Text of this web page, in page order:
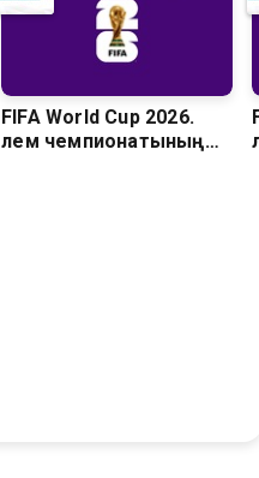
FIFA World Cup 2026.
Әлем чемпионатының